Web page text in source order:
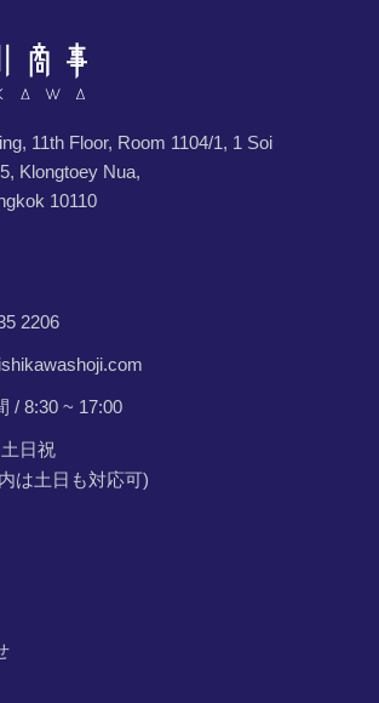
11th Floor, Room 1104/1, 1 Soi
Klongtoey Nua,
10110
2206
/ 8:30 ~ 17:00
日祝
は土日も対応可)